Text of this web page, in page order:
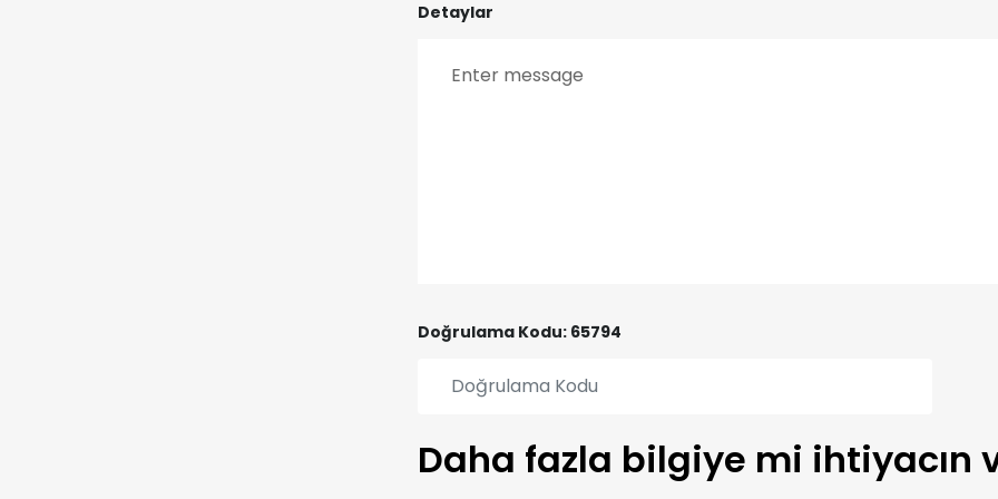
Detaylar
Doğrulama Kodu: 65794
Daha fazla bilgiye mi ihtiyacın